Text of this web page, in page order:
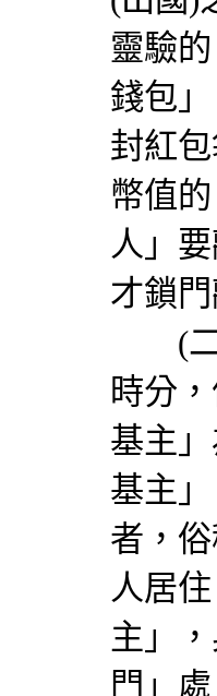
靈驗
錢包
封紅
幣值
人」
才鎖門
(二)
時分
基主
基主
者，
人居
主」
門」